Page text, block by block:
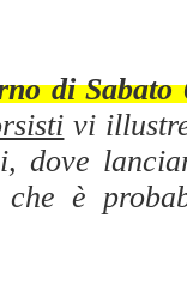
di Sabato
vi
dove
è